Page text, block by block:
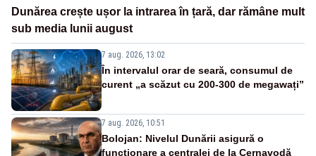
Dunărea crește ușor la intrarea în țară, dar rămâne mult
sub media lunii august
7 aug. 2026, 13:02
În intervalul orar de seară, consumul de
curent „a scăzut cu 200-300 de megawați”
7 aug. 2026, 10:51
Bolojan: Nivelul Dunării asigură o
funcționare a centralei de la Cernavodă